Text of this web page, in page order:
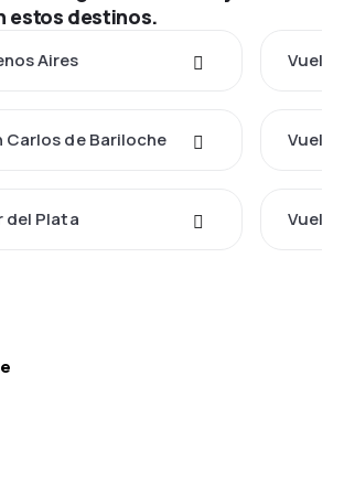
estos destinos.
Aires
Carlos de Bariloche
del Plata